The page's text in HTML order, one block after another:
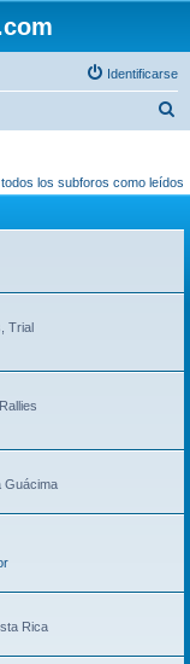
Identificarse
c
los subforos como leídos
Trial
Guácima
Rica